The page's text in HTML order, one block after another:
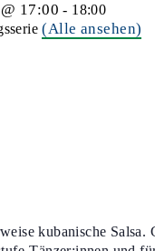
17:00 - 18:00
(Alle ansehen)
kubanische Salsa.